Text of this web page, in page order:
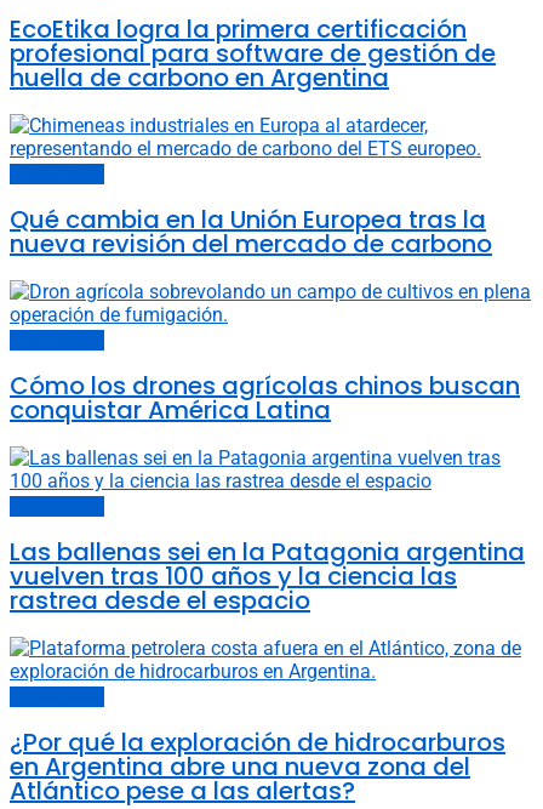
EcoEtika logra la primera certificación
profesional para software de gestión de
huella de carbono en Argentina
Qué cambia en la Unión Europea tras la
nueva revisión del mercado de carbono
Cómo los drones agrícolas chinos buscan
conquistar América Latina
Las ballenas sei en la Patagonia argentina
vuelven tras 100 años y la ciencia las
rastrea desde el espacio
¿Por qué la exploración de hidrocarburos
en Argentina abre una nueva zona del
Atlántico pese a las alertas?